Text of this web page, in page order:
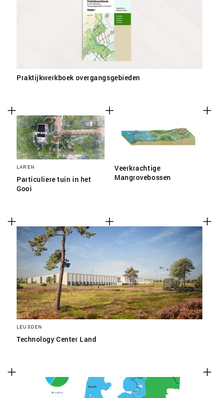
Praktijkwerkboek overgangsgebieden
LAREN
Particuliere tuin in het
Gooi
Veerkrachtige
Mangrovebossen
LEUSDEN
Technology Center Land